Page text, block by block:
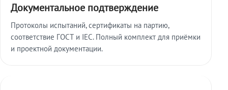
Документальное подтверждение
Протоколы испытаний, сертификаты на партию,
соответствие ГОСТ и IEC. Полный комплект для приёмки
и проектной документации.